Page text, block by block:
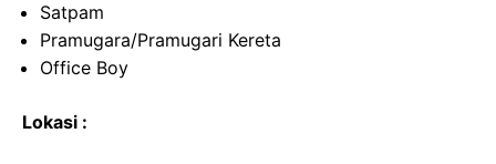
Satpam
Pramugara/Pramugari Kereta
Office Boy
Lokasi :